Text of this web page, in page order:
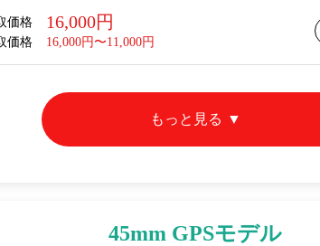
価格 16,000円
価格 16,000円〜11,000円
もっと見る
45mm GPSモデル